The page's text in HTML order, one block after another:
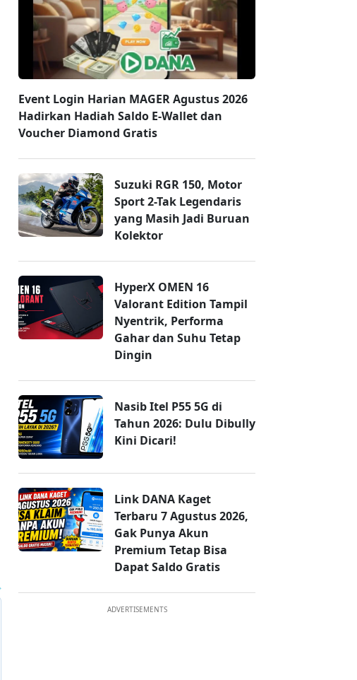
Event Login Harian MAGER Agustus 2026
Hadirkan Hadiah Saldo E-Wallet dan
Voucher Diamond Gratis
Suzuki RGR 150, Motor
Sport 2-Tak Legendaris
yang Masih Jadi Buruan
Kolektor
HyperX OMEN 16
Valorant Edition Tampil
Nyentrik, Performa
Gahar dan Suhu Tetap
Dingin
Nasib Itel P55 5G di
Tahun 2026: Dulu Dibully
Kini Dicari!
Link DANA Kaget
Terbaru 7 Agustus 2026,
Gak Punya Akun
Premium Tetap Bisa
Dapat Saldo Gratis
ADVERTISEMENTS